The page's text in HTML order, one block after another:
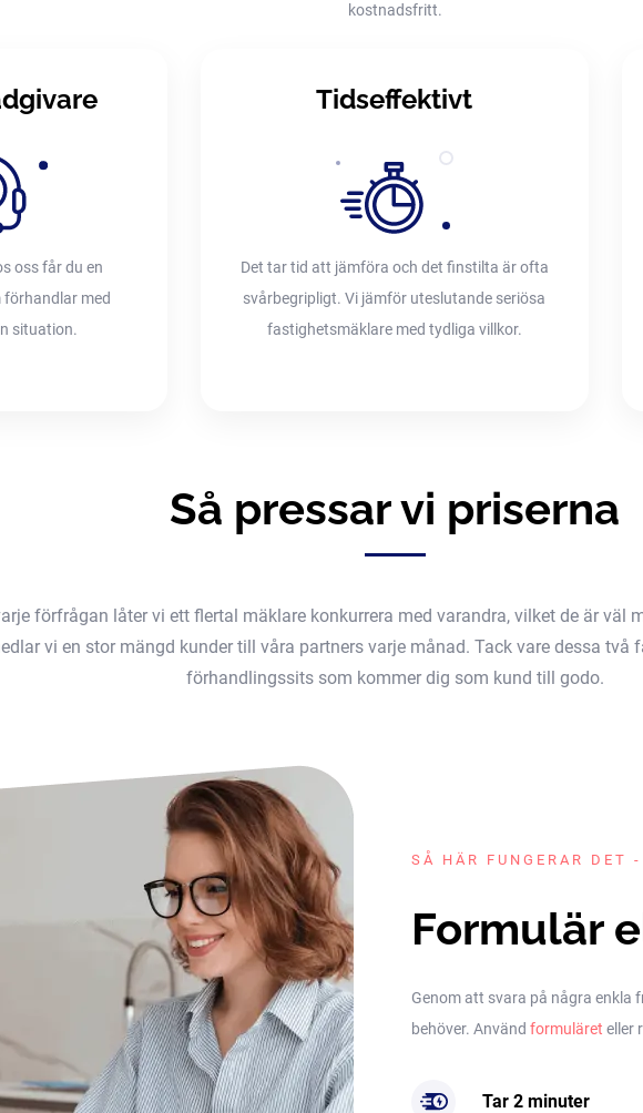
kostnadsfritt.
oss får du en
förhandlar med
situation.
Tidseffektivt
Det tar tid att jämföra och det finstilta är ofta
svårbegripligt. Vi jämför uteslutande seriösa
fastighetsmäklare med tydliga villkor.
Så pressar vi priserna
förfrågan låter vi ett flertal mäklare konkurrera med varandra, vilket de är väl
vi en stor mängd kunder till våra partners varje månad. Tack vare dessa två
förhandlingssits som kommer dig som kund till godo.
SÅ HÄR FUNGERAR DET
Formulär
Genom att svara på några enkla
behöver. Använd formuläret eller
Tar 2 minuter